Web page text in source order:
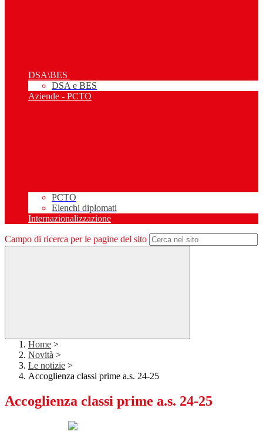
DSA\BES
DSA e BES
Aziende - PCTO
PCTO
Elenchi diplomati
Internazionalizzazione
Campo di ricerca per le pagine del sito
Home >
Novità >
Le notizie >
Accoglienza classi prime a.s. 24-25
Accoglienza classi prime a.s. 24-25